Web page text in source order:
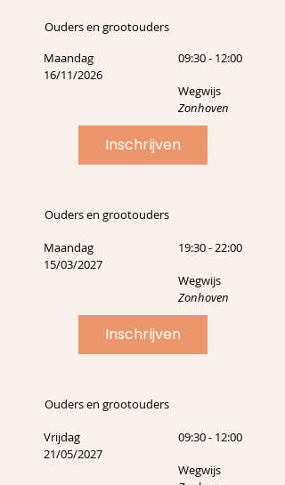
Ouders en grootouders
Maandag
16/11/2026
09:30 - 12:00
Wegwijs
Zonhoven
Inschrijven
Ouders en grootouders
Maandag
15/03/2027
19:30 - 22:00
Wegwijs
Zonhoven
Inschrijven
Ouders en grootouders
Vrijdag
21/05/2027
09:30 - 12:00
Wegwijs